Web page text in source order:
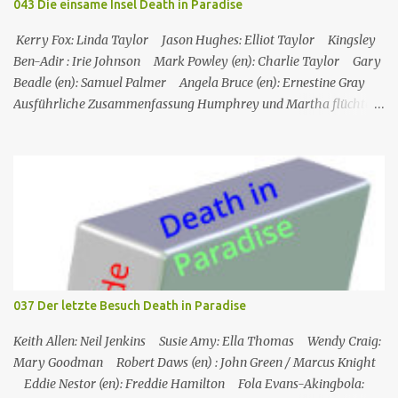
gebissen hat, sagt er "nettes Auge", und Ray antwortet mit "nettes
Gesicht". Ray Sho...
043 Die einsame Insel Death in Paradise
Kerry Fox: Linda Taylor Jason Hughes: Elliot Taylor Kingsley
Ben-Adir : Irie Johnson Mark Powley (en): Charlie Taylor Gary
Beadle (en): Samuel Palmer Angela Bruce (en): Ernestine Gray
Ausführliche Zusammenfassung Humphrey und Martha flüchten
wird einer der Besitzer, Charlie Taylor, erstochen in seinem
Zimmer aufgefunden, aber ein vertrauenswürdiger Zeuge, da es
sich um Humphrey selbst handelt, kann bestätigen, dass zwischen
dem Zeitpunkt, als Charlie in sein Zimmer ging, und dem
Zeitpunkt, als seine Leiche gefunden wurde, niemand nach oben
gegangen ist. Humphrey nimmt Martha mit auf eine Privatinsel,
wo es ein Hotel namens Hotel Cecile gibt, das den Taylor-Brüdern
gemeinsam im Speisesa...
037 Der letzte Besuch Death in Paradise
Keith Allen: Neil Jenkins Susie Amy: Ella Thomas Wendy Craig:
Mary Goodman Robert Daws (en) : John Green / Marcus Knight
Eddie Nestor (en): Freddie Hamilton Fola Evans-Akingbola: